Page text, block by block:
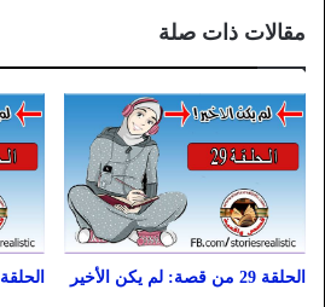
مقالات ذات صلة
الحلقة 29 من قصة: لم يكن الأخير الحلقة 20 من قصة: لم يكن الأخير